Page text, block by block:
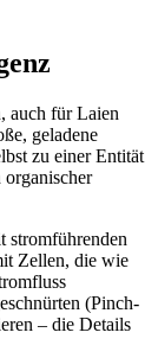
auch für Laien
geladene
zu einer Entität
stromführenden
Zellen, die wie
(Pinch-
– die Details